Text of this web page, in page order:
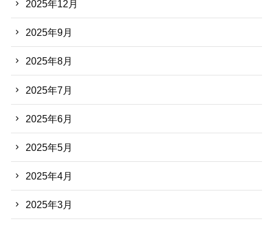
2025年12月
2025年9月
2025年8月
2025年7月
2025年6月
2025年5月
2025年4月
2025年3月